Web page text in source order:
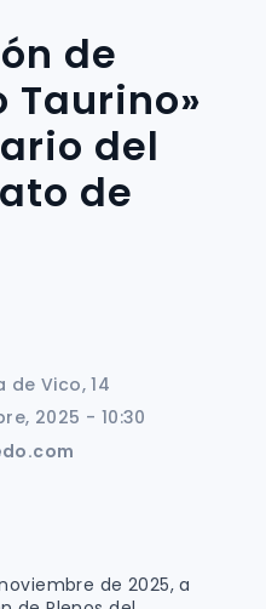
de
Taurino»
del
de
de Vico, 14
2025 - 10:30
de 2025, a